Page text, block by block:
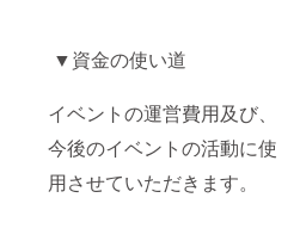
▼資金の使い道
イベントの運営費用及び、
今後のイベントの活動に使
用させていただきます。